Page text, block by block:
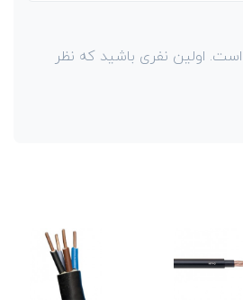
اولین نفری باشید که نظر